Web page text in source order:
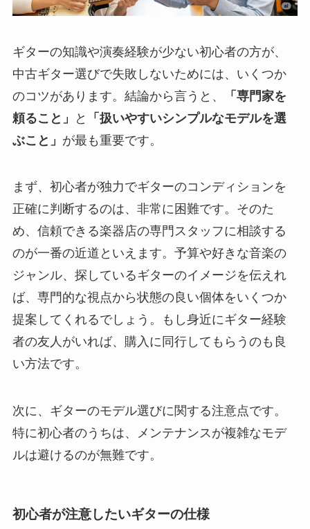
ギターの知識や演奏経験が少ない初心者の方が、
中古ギター選びで失敗しないためには、いくつか
のコツがあります。結論から言うと、
「専門家を
頼ること」
と
「扱いやすいシンプルなモデルを選
ぶこと」 が最も重要です。
まず、初心者が独力でギターのコンディションを
正確に判断するのは、非常に困難です。そのた
め、信頼できる楽器店の専門スタッフに相談する
のが一番の近道といえます。予算や好きな音楽の
ジャンル、探しているギターのイメージを伝えれ
ば、専門的な視点から状態の良い個体をいくつか
提案してくれるでしょう。もし身近にギター経験
者の友人がいれば、購入に同行してもらうのも良
い方法です。
次に、ギターのモデル選びに関する注意点です。
特に初心者のうちは、メンテナンスが複雑なモデ
ルは避けるのが無難です。
初心者が注意したいギターの仕様